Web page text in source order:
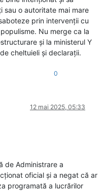
sau o autoritate mai mare
prin intervenții cu
Nu merge ca la
și la ministerul Y
cheltuieli și declarații.
0
12 mai 2025, 05:33
de Administrare a
oficial și a negat că ar
programată a lucrărilor